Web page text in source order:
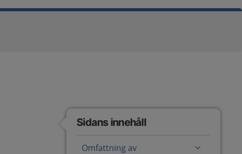
Sidans innehåll
Omfattning av